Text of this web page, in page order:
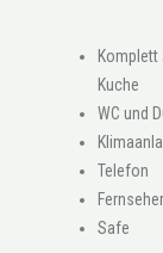
Kuche
WC und
Telefon
Safe